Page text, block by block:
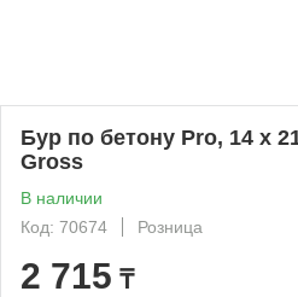
Бур по бетону Pro, 14 х
Gross
В наличии
Код: 70674
Розница
2 715 ₸